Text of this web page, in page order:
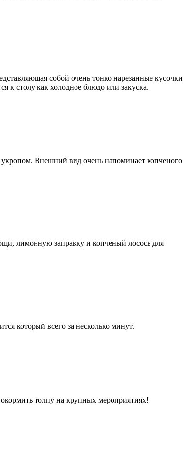
собой очень тонко нарезанные кусочки
столу как холодное блюдо или закуска.
Внешний вид очень напоминает копченого
лимонную заправку и копченый лосось для
который всего за несколько минут.
толпу на крупных мероприятиях!